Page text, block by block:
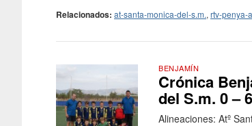
Relacionados: at-santa-monica-del-s.m., rtv-penya-
BENJAMÍN
Crónica
del S.m. 0 –
Alineaciones: Atº